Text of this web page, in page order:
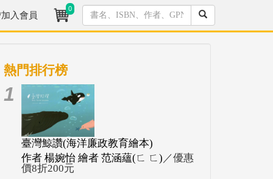
入會員
0
熱門排行榜
1
臺灣鯨讚(海洋廉政教育繪本)
作者 楊婉怡 繪者 范涵蘊(ㄈ ㄈ) ／優惠
價8折200元